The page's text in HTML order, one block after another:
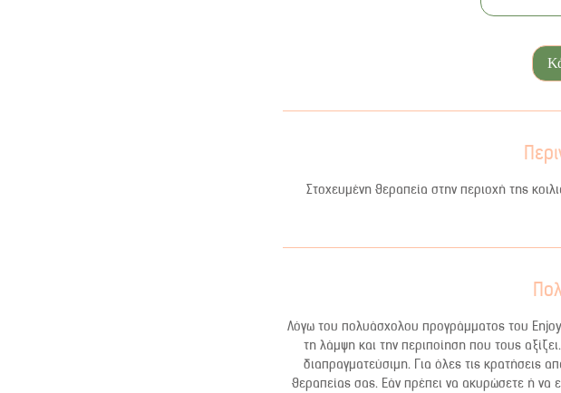
5
ε
π
Στοχευμένη θεραπεία στην περιοχή της
Λόγω του πολυάσχολου προγράμματος του
τη λάμψη και την περιποίηση που τους
διαπραγματεύσιμη. Για όλες τις κρατήσεις
θεραπείας σας. Εάν πρέπει να ακυρώσετε ή να